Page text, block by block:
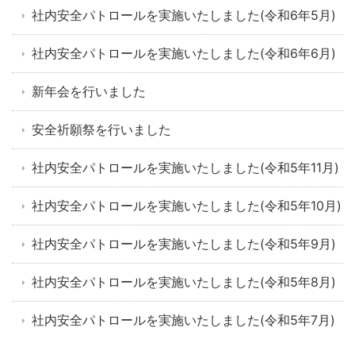
社内安全パトロールを実施いたしました(令和6年5月)
社内安全パトロールを実施いたしました(令和6年6月)
新年会を行いました
安全祈願祭を行いました
社内安全パトロールを実施いたしました(令和5年11月)
社内安全パトロールを実施いたしました(令和5年10月)
社内安全パトロールを実施いたしました(令和5年9月)
社内安全パトロールを実施いたしました(令和5年8月)
社内安全パトロールを実施いたしました(令和5年7月)